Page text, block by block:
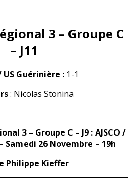
3 – Groupe C
– J11
US Guérinière :1-1
: Nicolas Stonina
3 – Groupe C – J9 : AJSCO /
Samedi 26 Novembre – 19h
Philippe Kieffer